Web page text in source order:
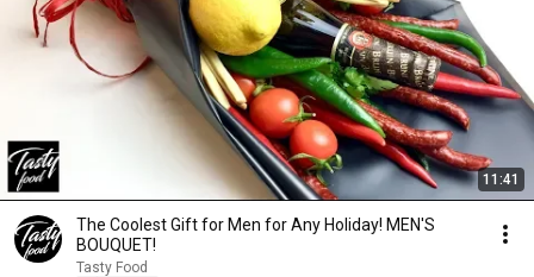
11:41
The Coolest Gift for Men for Any Holiday! MEN'S
BOUQUET!
Tasty Food